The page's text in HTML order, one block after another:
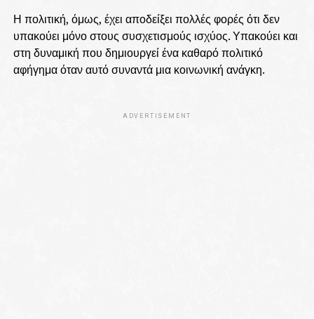
Η πολιτική, όμως, έχει αποδείξει πολλές φορές ότι δεν
υπακούει μόνο στους συσχετισμούς ισχύος. Υπακούει και
στη δυναμική που δημιουργεί ένα καθαρό πολιτικό
αφήγημα όταν αυτό συναντά μια κοινωνική ανάγκη.
ADVERTISEMENT